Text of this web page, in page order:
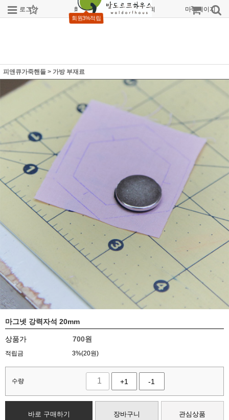
로그인 회원가입
회원3%적립
주문조회 마이페이지
피앤큐가죽핸들 > 가방 부재료
마그넷 강력자석 20mm
상품가 700원
적립금 3%(20원)
수량 +1 -1
바로 구매하기 장바구니 관심상품